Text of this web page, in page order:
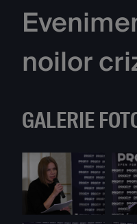
noilor
GALERIE